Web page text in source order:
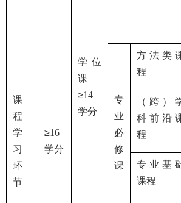
课
程
学
习
环
节
≥16
学分
学位
课
≥14
学分
专
业
必
修
课
方法类
程
（跨）
科前沿
程
专业基
课程